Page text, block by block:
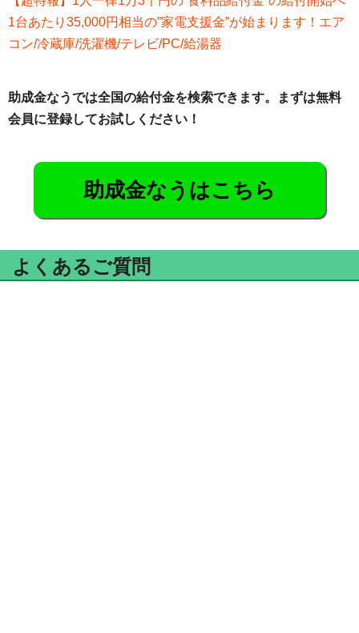
1台あたり35,000円相当の”家電支援金”が始まります！エア
コン/冷蔵庫/洗濯機/テレビ/PC/給湯器
助成金なうでは全国の給付金を検索できます。まずは無料
会員に登録してお試しください！
助成金なうはこちら
よくあるご質問